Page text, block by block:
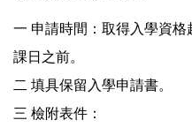
一 申請時間：取得入學資
課日之前。
二 填具保留入學申請書。
三 檢附表件：